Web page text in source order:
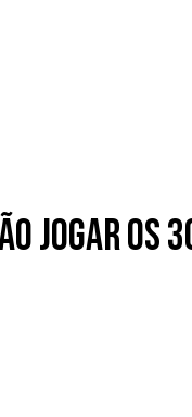
jogar os